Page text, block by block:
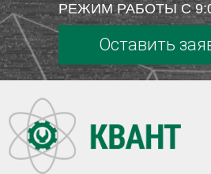
РЕЖИМ РАБОТЫ С
Оставить